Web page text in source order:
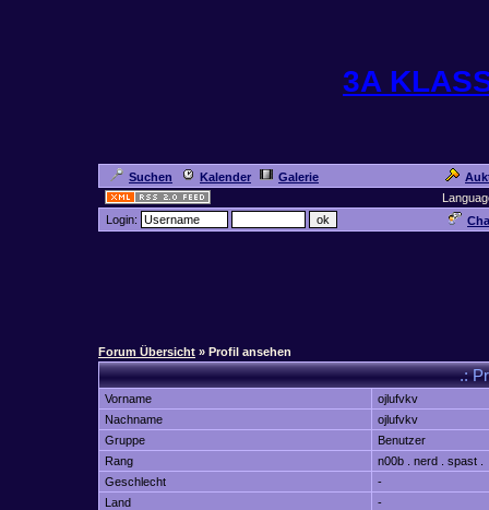
3A
Suchen Kalender Galerie
Login:
Forum Übersicht » Profil ansehen
.:
Vorname
ojlufvkv
Nachname
ojlufvkv
Gruppe
Benutzer
Rang
n00b . nerd . spast .
Geschlecht
-
Land
-